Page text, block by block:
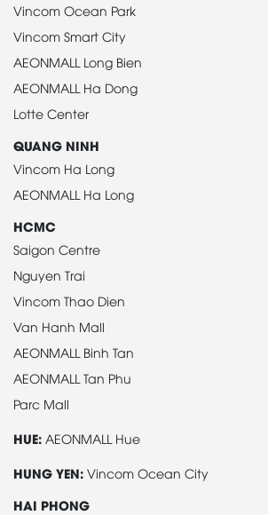
Vincom Ocean Park
Vincom Smart City
AEONMALL Long Bien
AEONMALL Ha Dong
Lotte Center
QUANG NINH
Vincom Ha Long
AEONMALL Ha Long
HCMC
Saigon Centre
Nguyen Trai
Vincom Thao Dien
Van Hanh Mall
AEONMALL Binh Tan
AEONMALL Tan Phu
Parc Mall
HUE: AEONMALL Hue
HUNG YEN: Vincom Ocean City
HAI PHONG